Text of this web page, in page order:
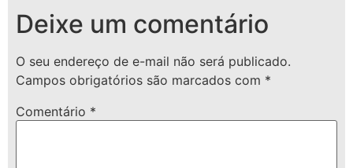
Deixe um comentário
O seu endereço de e-mail não será publicado.
Campos obrigatórios são marcados com *
Comentário *